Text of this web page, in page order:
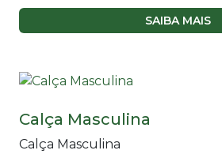
SAIBA MAIS
Calça Masculina
Calça Masculina